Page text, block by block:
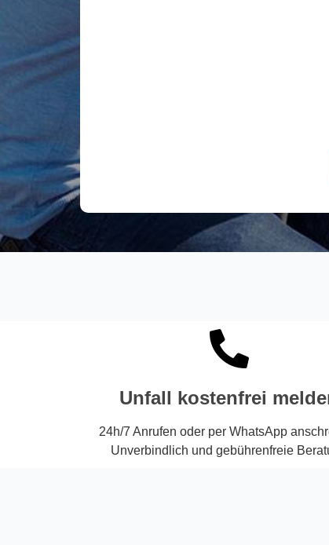
Unfall kostenfrei
24h/7 Anrufen oder per WhatsApp
Unverbindlich und gebührenfreie